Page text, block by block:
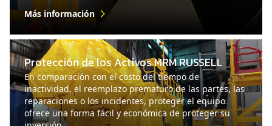
Más información
Protección de los Activos MRM RUSSELL
En comparación con el costo del tiempo de
inactividad, el reemplazo prematuro de las partes, las
reparaciones o los incidentes, proteger el equipo
ofrece una forma fácil y económica de proteger su